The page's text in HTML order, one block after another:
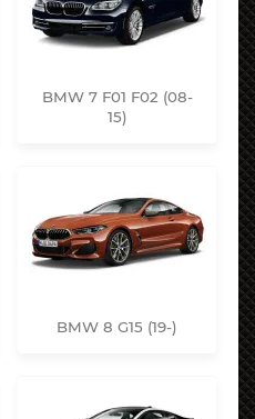
BMW 7 F01 F02 (08-
15)
BMW 8 G15 (19-)